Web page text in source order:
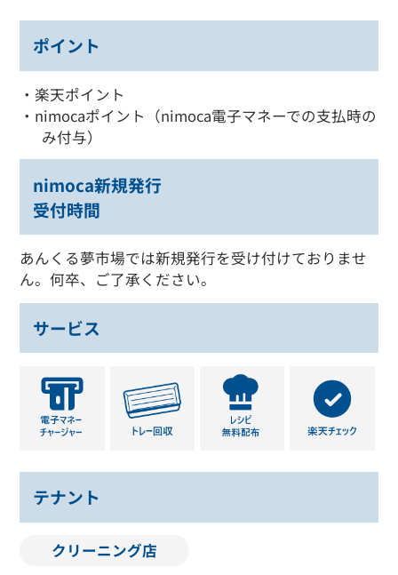
ポイント
・楽天ポイント
・nimocaポイント（nimoca電子マネーでの支払時の
み付与）
nimoca新規発行
受付時間
あんくる夢市場では新規発行を受け付けておりませ
ん。何卒、ご了承ください。
サービス
テナント
クリーニング店